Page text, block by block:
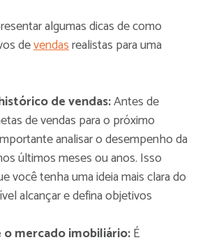
algumas dicas de como
devendasrealistas para uma
de vendas:Antes de
de vendas para o próximo
analisar o desempenho da
últimos meses ou anos. Isso
você tenha uma ideia mais clara do
alcançar e defina objetivos
o mercado imobiliário:É